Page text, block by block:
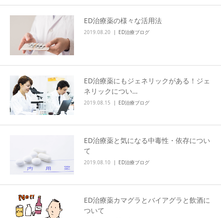
ED治療薬の様々な活用法
2019.08.20 ED治療ブログ
ED治療薬にもジェネリックがある！ジェ
ネリックについ…
2019.08.15 ED治療ブログ
ED治療薬と気になる中毒性・依存につい
て
2019.08.10 ED治療ブログ
ED治療薬カマグラとバイアグラと飲酒に
ついて